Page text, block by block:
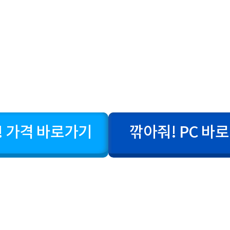
격 바로가기 깎아줘! PC 바